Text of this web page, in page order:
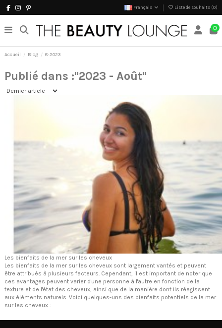
Français Liste de souhaits (0)
0
Accueil Blog 8-2023
Publié dans :"2023 - Août"
Les bienfaits de la mer sur les cheveux
Les bienfaits de la mer sur les cheveux sont largement vantés et peuvent
être attribués à plusieurs facteurs. Cependant, il est important de noter que
ces avantages peuvent varier d'une personne à l'autre en fonction de la
texture et de l'état des cheveux, ainsi que de la manière dont ils réagissent
aux éléments naturels. Voici quelques-uns des bienfaits potentiels de la mer
sur les cheveux :